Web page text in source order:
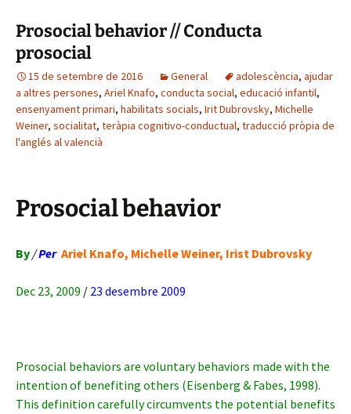
Prosocial behavior // Conducta
prosocial
15 de setembre de 2016 General adolescència, ajudar
a altres persones, Ariel Knafo, conducta social, educació infantil,
ensenyament primari, habilitats socials, Irit Dubrovsky, Michelle
Weiner, socialitat, teràpia cognitivo-conductual, traducció pròpia de
l'anglés al valencià
Prosocial behavior
By/Per Ariel Knafo, Michelle Weiner, Irist Dubrovsky
Dec 23, 2009 / 23 desembre 2009
Prosocial behaviors are voluntary behaviors made with the
intention of benefiting others (Eisenberg & Fabes, 1998).
This definition carefully circumvents the potential benefits